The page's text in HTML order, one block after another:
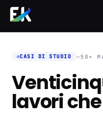
Salta al contenuto
CASI DI STUDIO —50+
lavori che